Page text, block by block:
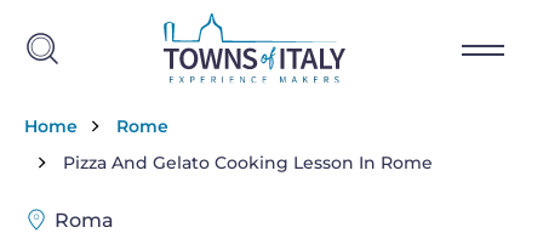
Salta al contenuto principale
Briciole di pane
Home
Rome
Pizza And Gelato Cooking Lesson In Rome
Roma